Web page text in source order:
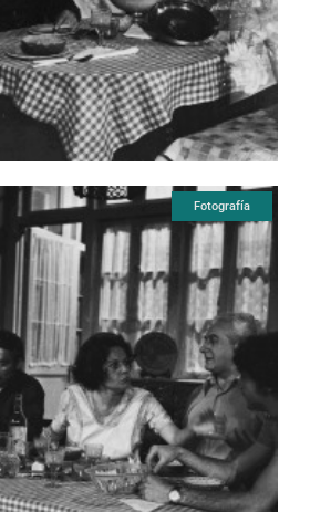
Fotografía